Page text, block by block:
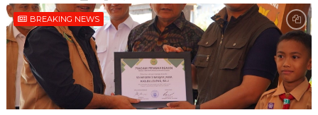
BREAKING NEWS